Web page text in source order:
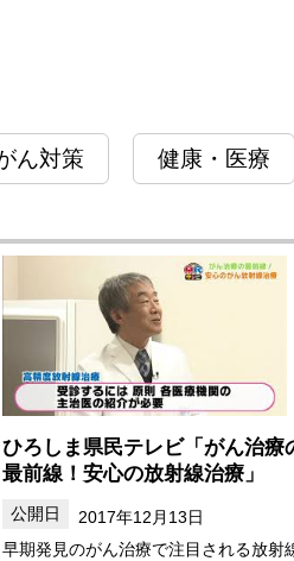
ん対策 健康・医療
ひろしま県民テレビ「がん治療
最前線！安心の放射線治療」
2017年12月13日
早期発見のがん治療で注目される放射